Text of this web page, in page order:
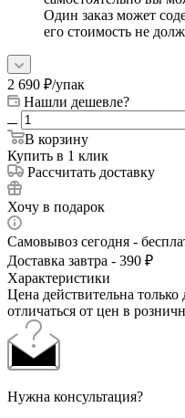
Один заказ может
его стоимость не
2 690 ₽/упак
Нашли дешевле?
В корзину
Купить в 1 клик
Рассчитать доставку
Хочу в подарок
Самовывоз сегодня -
Доставка завтра - 390 ₽
Характеристики
Цена действительна
отличаться от цен в
Нужна консультация?